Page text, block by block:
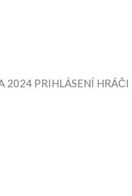
PRIHLÁSENÍ HRÁČI